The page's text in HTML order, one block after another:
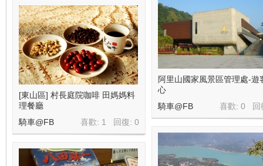
阿里山國家風景區管理處-遊
心
喜歡: 0 回
騎車@FB
[東山區] 村長庭院咖啡 田媽媽料
理餐廳
喜歡: 1 回復: 0
騎車@FB